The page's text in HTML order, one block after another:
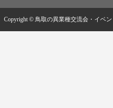
Copyright © 鳥取の異業種交流会・イベ